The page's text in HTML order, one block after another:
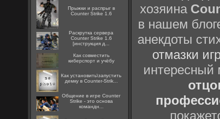
Прыжки и распрыг в
Counter Strike 1.6
Раскрутка сервера
Counter Strike 1.6
[инструкция д...
Как совместить
киберспорт и учёбу
Как установить\запустить
демку в Counter-Strik...
Общение в игре Counter
Strike - это основа
командн...
хозяина
в нашем
анекдоты
отмазки
интересный